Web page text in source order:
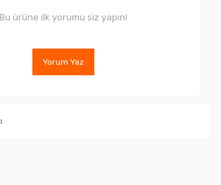
Bu ürüne ilk yorumu siz yapın!
Yorum Yaz